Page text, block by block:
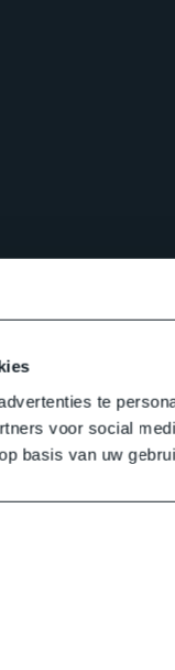
te
voor social
basis van uw